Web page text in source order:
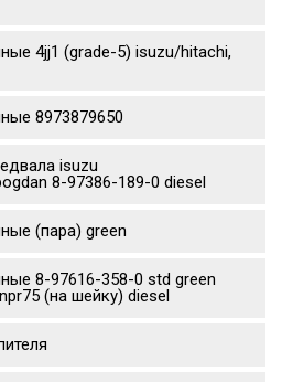
4jj1 (grade-5) isuzu/hitachi,
8973879650
isuzu
8-97386-189-0 diesel
(пара) green
8-97616-358-0 std green
(на шейку) diesel